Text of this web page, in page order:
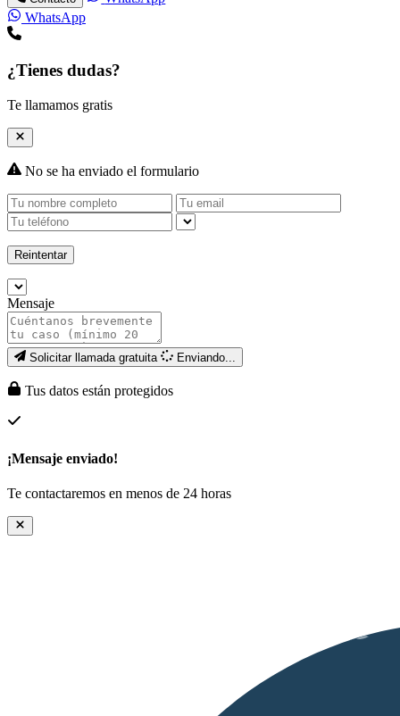
WhatsApp
¿Tienes dudas?
Te llamamos gratis
No se ha enviado el formulario
Reintentar
Mensaje
Solicitar llamada gratuita Enviando...
Tus datos están protegidos
¡Mensaje enviado!
Te contactaremos en menos de 24 horas